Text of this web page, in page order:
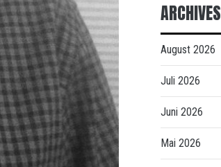
ARCHIVES
August 2026
Juli 2026
Juni 2026
Mai 2026